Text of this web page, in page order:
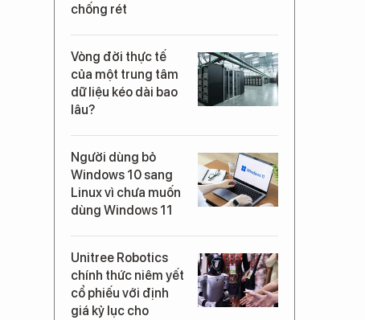
chống rét
Vòng đời thực tế
của một trung tâm
dữ liệu kéo dài bao
lâu?
Người dùng bỏ
Windows 10 sang
Linux vì chưa muốn
dùng Windows 11
Unitree Robotics
chính thức niêm yết
cổ phiếu với định
giá kỷ lục cho